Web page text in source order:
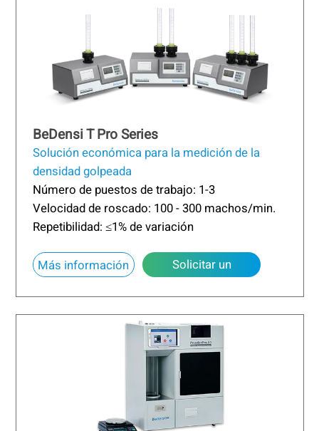
BeDensi T Pro Series
Solución económica para la medición de la
densidad golpeada
Número de puestos de trabajo: 1-3
Velocidad de roscado: 100 - 300 machos/min.
Repetibilidad: ≤1% de variación
Más información
Solicitar un